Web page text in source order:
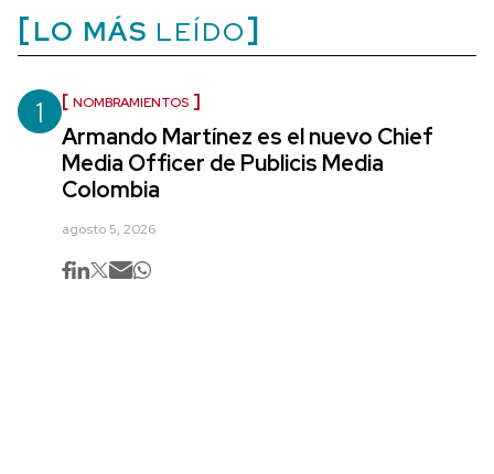
LO MÁS LEÍDO
1 NOMBRAMIENTOS
Armando Martínez es el nuevo Chief
Media Officer de Publicis Media
Colombia
agosto 5, 2026